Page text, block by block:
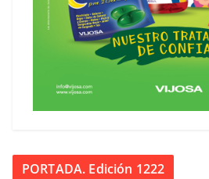
PORTADA. Edición 1222